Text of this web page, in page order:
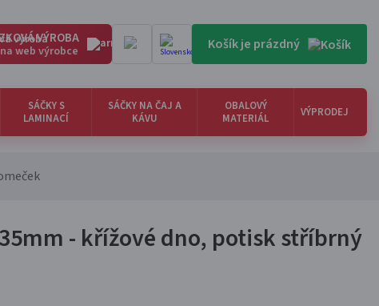
VÝROBA
web výrobce Košík je prázdný
SÁČKY S
LAMINACÍ
SÁČKY NA ČAJ A
KÁVU
OBALOVÝ
MATERIÁL
VÝPRODEJ
- křížové dno, potisk stříbrný